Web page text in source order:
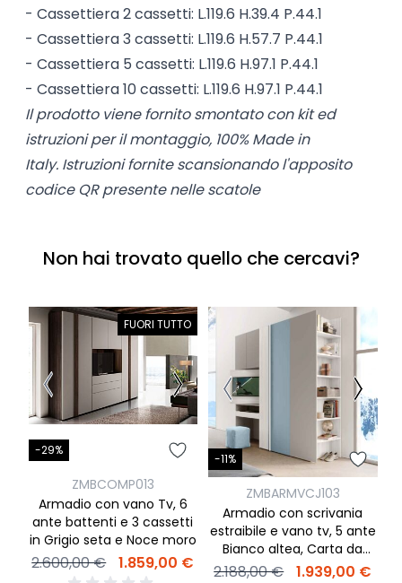
- Cassettiera 2 cassetti: L.119.6 H.39.4 P.44.1
- Cassettiera 3 cassetti: L.119.6 H.57.7 P.44.1
- Cassettiera 5 cassetti: L.119.6 H.97.1 P.44.1
- Cassettiera 10 cassetti: L.119.6 H.97.1 P.44.1
Il prodotto viene fornito smontato con kit ed
istruzioni per il montaggio, 100% Made in
Italy. Istruzioni fornite scansionando l'apposito
codice QR presente nelle scatole
Non hai trovato quello che cercavi?
FUORI TUTTO
-29%
ZMBCOMP013
Armadio con vano Tv, 6
ante battenti e 3 cassetti
in Grigio seta e Noce moro
2.600,00 € 1.859,00 €
-11%
ZMBARMVCJ103
Armadio con scrivania
estraibile e vano tv, 5 ante
Bianco altea, Carta da
zucchero e Grigio seta
2.188,00 € 1.939,00 €